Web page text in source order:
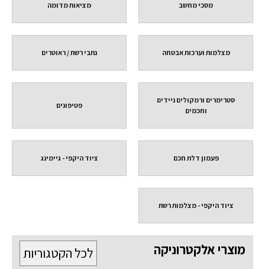
מסכי מחשב מציאות מדומה
מצלמות וערכות אבטחה נתבי רשת / ראוטרים
סטרימרים ורמקולים ניידים
וחכמים
פטיפונים
פעמון דלת חכם ציוד היקפי - גיימינג
ציוד היקפי - מצלמות רשת
לכל הקטגוריות מוצרי אלקטרוניקה